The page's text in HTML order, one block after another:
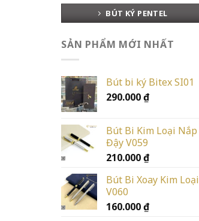
BÚT KÝ PENTEL
SẢN PHẨM MỚI NHẤT
Bút bi ký Bitex SI01
290.000₫
Bút Bi Kim Loại Nắp
Đậy V059
210.000₫
Bút Bi Xoay Kim Loại
V060
160.000₫